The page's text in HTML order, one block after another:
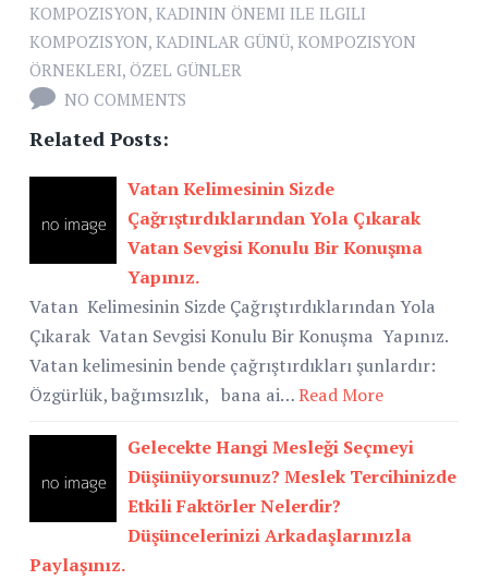
KOMPOZISYON, KADININ ÖNEMI ILE ILGILI
KOMPOZISYON, KADINLAR GÜNÜ, KOMPOZISYON
ÖRNEKLERI, ÖZEL GÜNLER
NO COMMENTS
Related Posts:
Vatan Kelimesinin Sizde
Çağrıştırdıklarından Yola Çıkarak
Vatan Sevgisi Konulu Bir Konuşma
Yapınız.
Vatan Kelimesinin Sizde Çağrıştırdıklarından Yola
Çıkarak Vatan Sevgisi Konulu Bir Konuşma Yapınız.
Vatan kelimesinin bende çağrıştırdıkları şunlardır:
Özgürlük, bağımsızlık, bana ai…Read More
Gelecekte Hangi Mesleği Seçmeyi
Düşünüyorsunuz? Meslek Tercihinizde
Etkili Faktörler Nelerdir?
Düşüncelerinizi Arkadaşlarınızla
Paylaşınız.